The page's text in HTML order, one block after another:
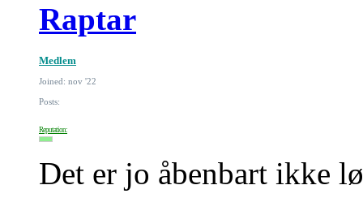
Raptar
Medlem
Joined: nov '22
Posts:
Reputation:
Det er jo åbenbart ikke